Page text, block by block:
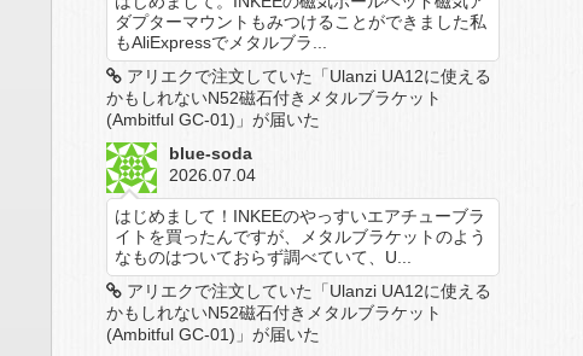
ダプターマウントもみつけることができました私
もAliExpressでメタルブラ...
アリエクで注文していた「Ulanzi UA12に使える
かもしれないN52磁石付きメタルブラケット
(Ambitful GC-01)」が届いた
blue-soda
2026.07.04
はじめまして！INKEEのやっすいエアチューブラ
イトを買ったんですが、メタルブラケットのよう
なものはついておらず調べていて、U...
アリエクで注文していた「Ulanzi UA12に使える
かもしれないN52磁石付きメタルブラケット
(Ambitful GC-01)」が届いた